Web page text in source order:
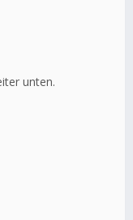
unten.